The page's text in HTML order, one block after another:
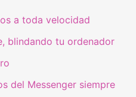
a toda velocidad
blindando tu ordenador
del Messenger siempre